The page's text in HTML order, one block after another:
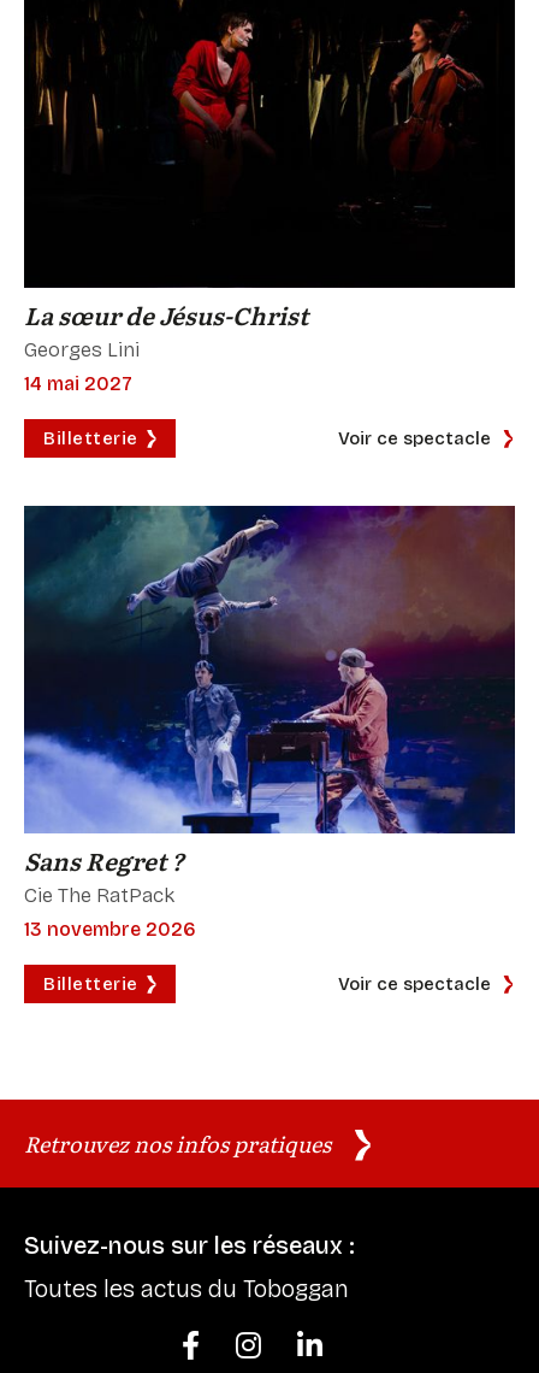
La sœur de Jésus-Christ
Georges Lini
14 mai 2027
Billetterie Voir ce spectacle
Sans Regret ?
Cie The RatPack
13 novembre 2026
Billetterie Voir ce spectacle
Retrouvez nos infos pratiques
Suivez-nous sur les réseaux :
Toutes les actus du Toboggan

 